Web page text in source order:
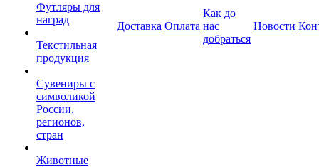
Футляры для
наград
Текстильная
продукция
Сувениры с
символикой
России,
регионов,
стран
Животные
Доставка Оплата
Как до
нас
добраться
Новости